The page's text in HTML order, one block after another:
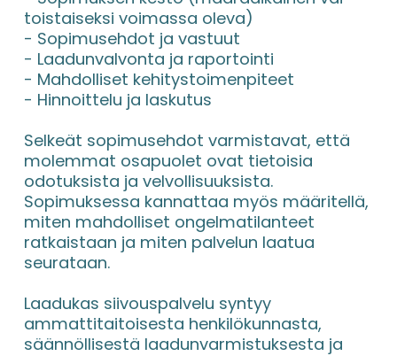
toistaiseksi voimassa oleva)
- Sopimusehdot ja vastuut
- Laadunvalvonta ja raportointi
- Mahdolliset kehitystoimenpiteet
- Hinnoittelu ja laskutus
Selkeät sopimusehdot varmistavat, että
molemmat osapuolet ovat tietoisia
odotuksista ja velvollisuuksista.
Sopimuksessa kannattaa myös määritellä,
miten mahdolliset ongelmatilanteet
ratkaistaan ja miten palvelun laatua
seurataan.
Laadukas siivouspalvelu syntyy
ammattitaitoisesta henkilökunnasta,
säännöllisestä laadunvarmistuksesta ja